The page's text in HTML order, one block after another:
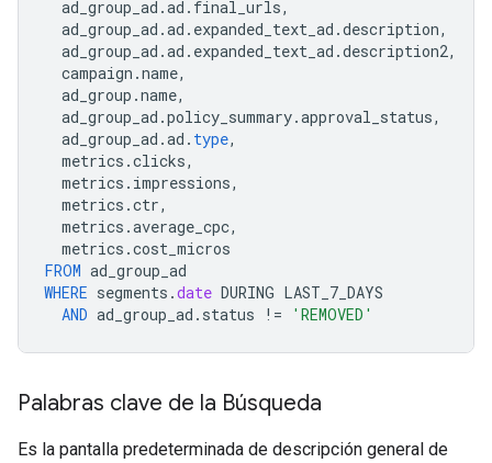
ad_group_ad .ad . final_urls,
ad_group_ad .ad . expanded_text_ad .description,
ad_group_ad .ad . expanded_text_ad .description2,
campaign .name,
ad_group .name,
ad_group_ad .policy_summary.approval_status,
ad_group_ad .ad . type,
metrics .clicks,
metrics . impressions,
metrics .ctr,
metrics .average_cpc,
metrics .cost_micros
FROM ad_group_ad
WHERE segments .date DURING LAST_7_DAYS
AND ad_group_ad . status != 'REMOVED'
Palabras clave de la Búsqueda
Es la pantalla predeterminada de descripción general de